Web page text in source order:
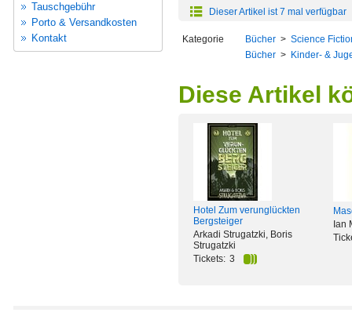
Tauschgebühr
Porto & Versandkosten
Kontakt
Dieser Artikel ist 7 mal verfügbar
Kategorie Bücher > Science
Bücher > Kinder- &
Diese Artikel
Hotel Zum verunglückten
Bergsteiger
Arkadi Strugatzki, Boris
Strugatzki
Tickets: 3
Ian